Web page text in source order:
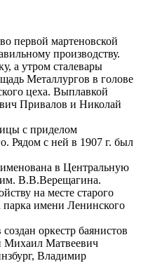
первой мартеновской
производству.
а утром сталевары
Металлургов в голове
цеха. Выплавкой
Привалов и Николай
с приделом
Рядом с ней в 1907 г. был
в Центральную
В.В.Верещагина.
на месте старого
парка имени Ленинского
оркестр баянистов
Михаил Матвеевич
Владимир